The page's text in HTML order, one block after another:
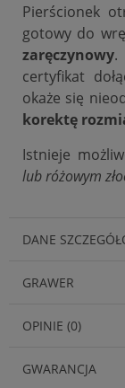
Pierścionek
gotowy do
zaręczynowy.
certyfikat
okaże się
korektę
Istnieje
lub różowym
DANE
GRAWER
OPINIE (0)
GWARANCJA